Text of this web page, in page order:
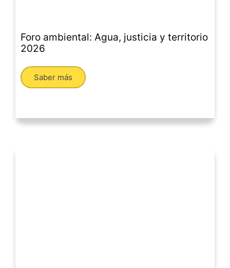
Foro ambiental: Agua, justicia y territorio
2026
Saber más